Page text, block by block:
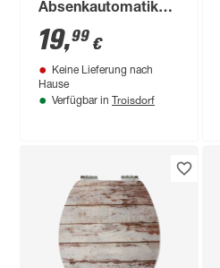
Absenkautomatik
weiß Duroplast
19,99 €
Keine Lieferung nach
Hause
Verfügbar in Troisdorf